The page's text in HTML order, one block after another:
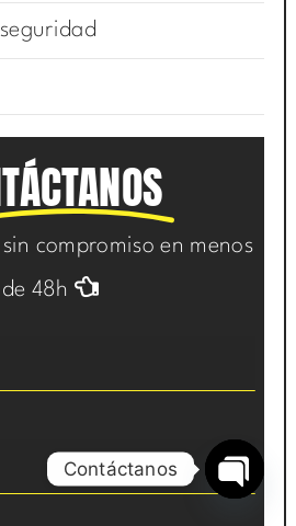
compromiso en menos
de 48h
Contáctanos